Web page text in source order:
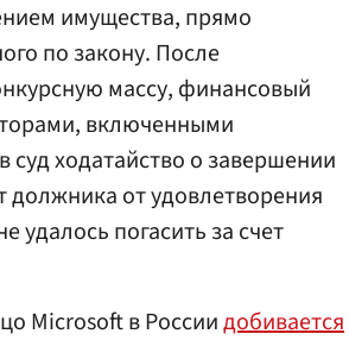
имущества, прямо
по закону. После
массу, финансовый
включенными
суд ходатайство о завершении
должника от удовлетворения
погасить за счет
Microsoft в Россиидобивается